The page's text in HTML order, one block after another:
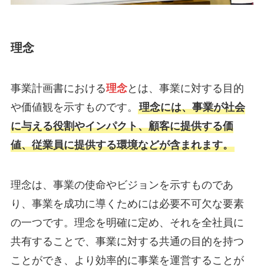
理念
事業計画書における理念とは、事業に対する目的
や価値観を示すものです。 理念には、事業が社会
に与える役割やインパクト、顧客に提供する価
値、従業員に提供する環境などが含まれます。
理念は、事業の使命やビジョンを示すものであ
り、事業を成功に導くためには必要不可欠な要素
の一つです。理念を明確に定め、それを全社員に
共有することで、事業に対する共通の目的を持つ
ことができ、より効率的に事業を運営することが